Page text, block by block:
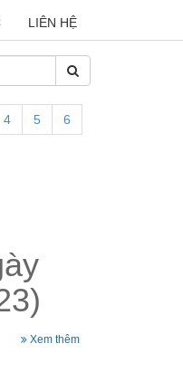
LIÊN HỆ
4 5 6
Xem thêm